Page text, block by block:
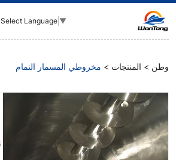
Select Language ▼
مخروطي
المسمار
وطن المنتجات مخروطي المسمار النمام